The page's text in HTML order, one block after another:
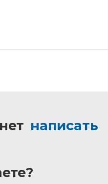
написать